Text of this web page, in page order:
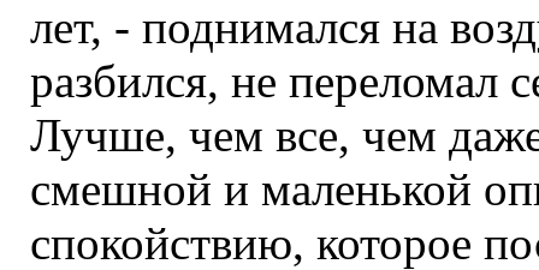
лет, - поднимался на
разбился, не переломал
Лучше, чем все, чем
смешной и маленькой
спокойствию, которое